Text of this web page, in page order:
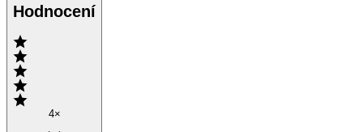
Hodnocení
4×